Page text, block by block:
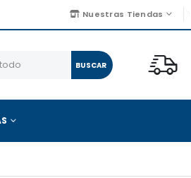
Nuestras Tiendas
BUSCAR